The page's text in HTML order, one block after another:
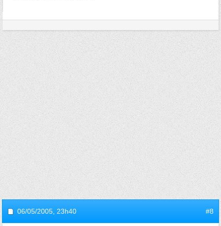
06/05/2005, 23h40 #8